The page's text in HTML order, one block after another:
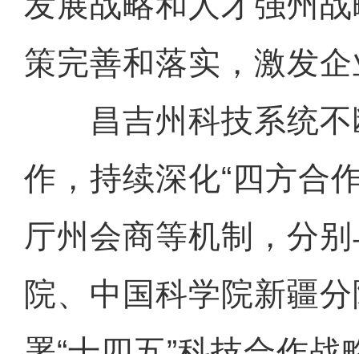
策完善和落实，激发
昌吉州科技系统不
作，持续深化“四方合
厅州会商等机制，分
院、中国科学院新疆